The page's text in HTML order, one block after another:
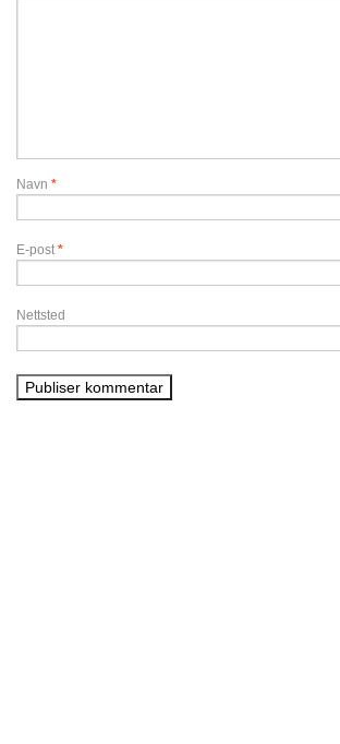
Navn *
E-post *
Nettsted